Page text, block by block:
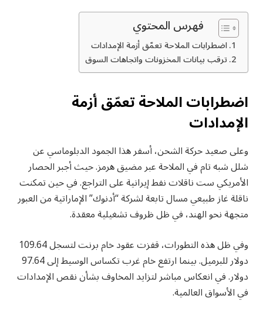
فهرس المحتوي
اضطرابات الملاحة تعمّق أزمة الإمدادات
ترقب بيانات المخزونات واتجاهات السوق
اضطرابات الملاحة تعمّق أزمة
الإمدادات
وعلى صعيد حركة الشحن، أسفر هذا الجمود الدبلوماسي عن
شلل شبه تام في الملاحة عبر مضيق هرمز. حيث أجبر الحصار
الأمريكي ست ناقلات نفط إيرانية على التراجع. في حين تمكنت
ناقلة غاز طبيعي مسال تابعة لشركة “أدنوك” الإماراتية من العبور
متجهة نحو الهند، في ظل ظروف تشغيلية معقدة.
وفي ظل هذه التطورات، قفزت عقود خام برنت لتسجل 109.64
دولار للبرميل. بينما ارتفع خام غرب تكساس الوسيط إلى 97.64
دولار. في انعكاس مباشر لتزايد المخاوف بشأن نقص الإمدادات
في الأسواق العالمية.